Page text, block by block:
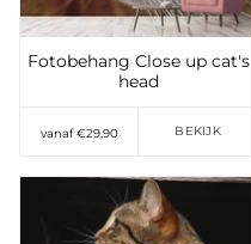
Fotobehang Close up cat's
head
vanaf €29,90 BEKIJK